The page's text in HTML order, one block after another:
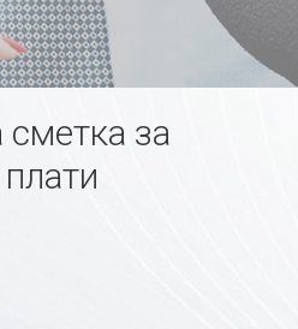
за